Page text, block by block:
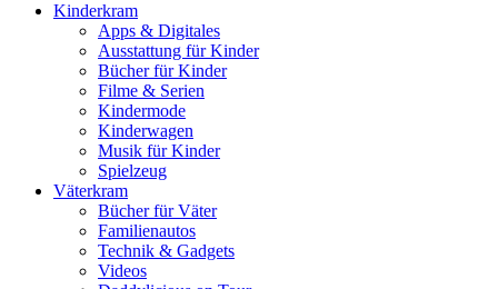
Kinderkram
Apps & Digitales
Ausstattung für Kinder
Bücher für Kinder
Filme & Serien
Kindermode
Kinderwagen
Musik für Kinder
Spielzeug
Väterkram
Bücher für Väter
Familienautos
Technik & Gadgets
Videos